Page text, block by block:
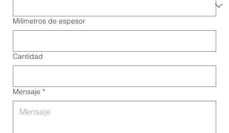
Milímetros de espesor
Cantidad
Mensaje *